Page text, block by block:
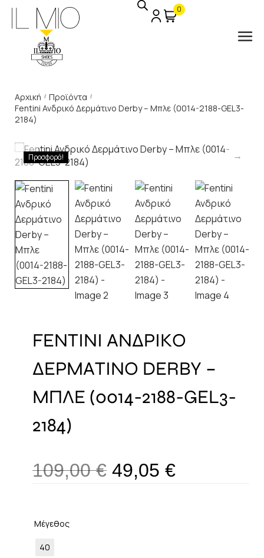
0
Αρχική / Προϊόντα /
Fentini Ανδρικό Δερμάτινο Derby – Μπλε (0014-2188-GEL3-
2184)
Προσφορά!
FENTINI ΑΝΔΡΙΚΟ
ΔΕΡΜΑΤΙΝΟ DERBY –
ΜΠΛΕ (0014-2188-GEL3-
2184)
109,00€ 49,05 €
Μέγεθος
40